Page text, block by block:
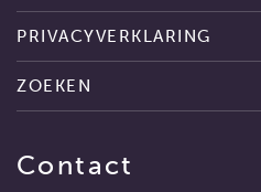
PRIVACYVERKLARING
ZOEKEN
Contact